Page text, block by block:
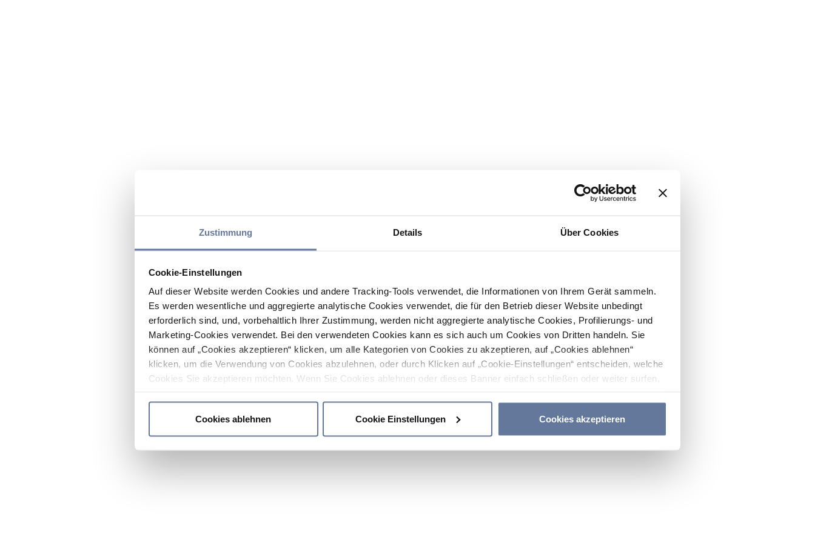
Zustimmung Details Über Cookies
Cookie-Einstellungen
Auf dieser Website werden Cookies und andere Tracking-Tools verwendet, die Informationen von Ihrem Gerät sammeln.
Es werden wesentliche und aggregierte analytische Cookies verwendet, die für den Betrieb dieser Website unbedingt
erforderlich sind, und, vorbehaltlich Ihrer Zustimmung, werden nicht aggregierte analytische Cookies, Profilierungs- und
Marketing-Cookies verwendet. Bei den verwendeten Cookies kann es sich auch um Cookies von Dritten handeln. Sie
können auf „Cookies akzeptieren“ klicken, um alle Kategorien von Cookies zu akzeptieren, auf „Cookies ablehnen“
klicken, um die Verwendung von Cookies abzulehnen, oder durch Klicken auf „Cookie-Einstellungen“ entscheiden, welche
Cookies Sie akzeptieren möchten. Wenn Sie Cookies ablehnen oder dieses Banner einfach schließen oder weiter surfen,
Cookies ablehnen
Cookie Einstellungen Cookies akzeptieren